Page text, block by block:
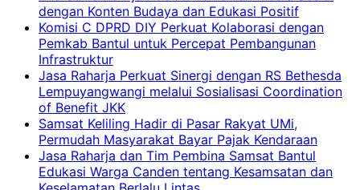
dengan Konten Budaya dan Edukasi Positif
Komisi C DPRD DIY Perkuat Kolaborasi dengan
Pemkab Bantul untuk Percepat Pembangunan
Infrastruktur
Jasa Raharja Perkuat Sinergi dengan RS Bethesda
Lempuyangwangi melalui Sosialisasi Coordination
of Benefit JKK
Samsat Keliling Hadir di Pasar Rakyat UMi,
Permudah Masyarakat Bayar Pajak Kendaraan
Jasa Raharja dan Tim Pembina Samsat Bantul
Edukasi Warga Canden tentang Kesamsatan dan